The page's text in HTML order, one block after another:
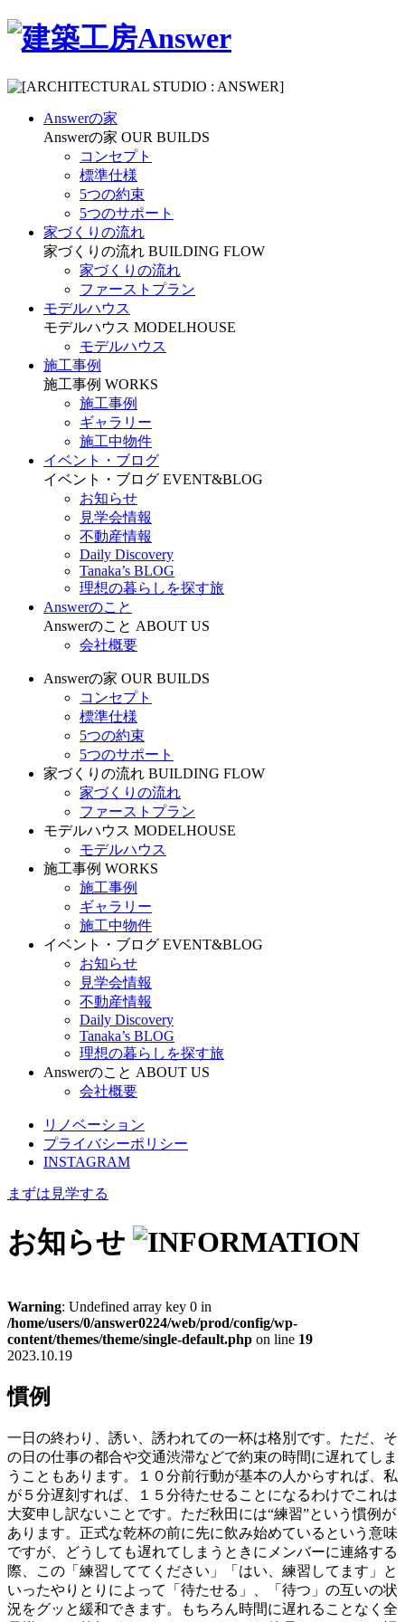
Answerの家
Answerの家 OUR BUILDS
コンセプト
標準仕様
5つの約束
5つのサポート
家づくりの流れ
家づくりの流れ BUILDING FLOW
家づくりの流れ
ファーストプラン
モデルハウス
モデルハウス MODELHOUSE
モデルハウス
施工事例
施工事例 WORKS
施工事例
ギャラリー
施工中物件
イベント・ブログ
イベント・ブログ EVENT&BLOG
お知らせ
見学会情報
不動産情報
Daily Discovery
Tanaka’s BLOG
理想の暮らしを探す旅
Answerのこと
Answerのこと ABOUT US
会社概要
Answerの家 OUR BUILDS
コンセプト
標準仕様
5つの約束
5つのサポート
家づくりの流れ BUILDING FLOW
家づくりの流れ
ファーストプラン
モデルハウス MODELHOUSE
モデルハウス
施工事例 WORKS
施工事例
ギャラリー
施工中物件
イベント・ブログ EVENT&BLOG
お知らせ
見学会情報
不動産情報
Daily Discovery
Tanaka’s BLOG
理想の暮らしを探す旅
Answerのこと ABOUT US
会社概要
リノベーション
プライバシーポリシー
INSTAGRAM
まずは見学する
お知らせ
Warning: Undefined array key 0 in
/home/users/0/answer0224/web/prod/config/wp-
content/themes/theme/single-default.php on line 19
2023.10.19
慣例
一日の終わり、誘い、誘われての一杯は格別です。ただ、そ
の日の仕事の都合や交通渋滞などで約束の時間に遅れてしま
うこともあります。１０分前行動が基本の人からすれば、私
が５分遅刻すれば、１５分待たせることになるわけでこれは
大変申し訳ないことです。ただ秋田には“練習”という慣例が
あります。正式な乾杯の前に先に飲み始めているという意味
ですが、どうしても遅れてしまうときにメンバーに連絡する
際、この「練習しててください」「はい、練習してます」と
いったやりとりによって「待たせる」、「待つ」の互いの状
況をグッと緩和できます。もちろん時間に遅れることなく全